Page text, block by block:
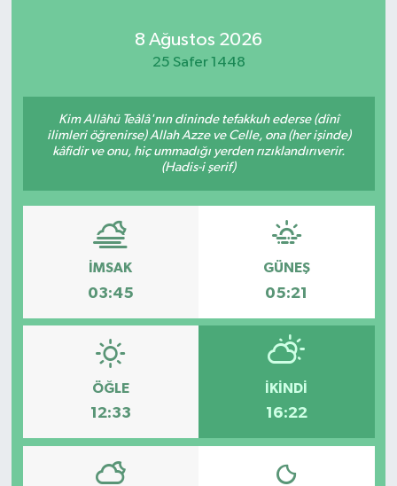
8 Ağustos 2026
25 Safer 1448
Kim Allâhü Teâlâ'nın dininde tefakkuh ederse (dînî
ilimleri öğrenirse) Allah Azze ve Celle, ona (her işinde)
kâfidir ve onu, hiç ummadığı yerden rızıklandırıverir.
(Hadis-i şerif)
İMSAK
03:45
GÜNEŞ
05:21
ÖĞLE
12:33
İKINDI
16:22
Yaşam